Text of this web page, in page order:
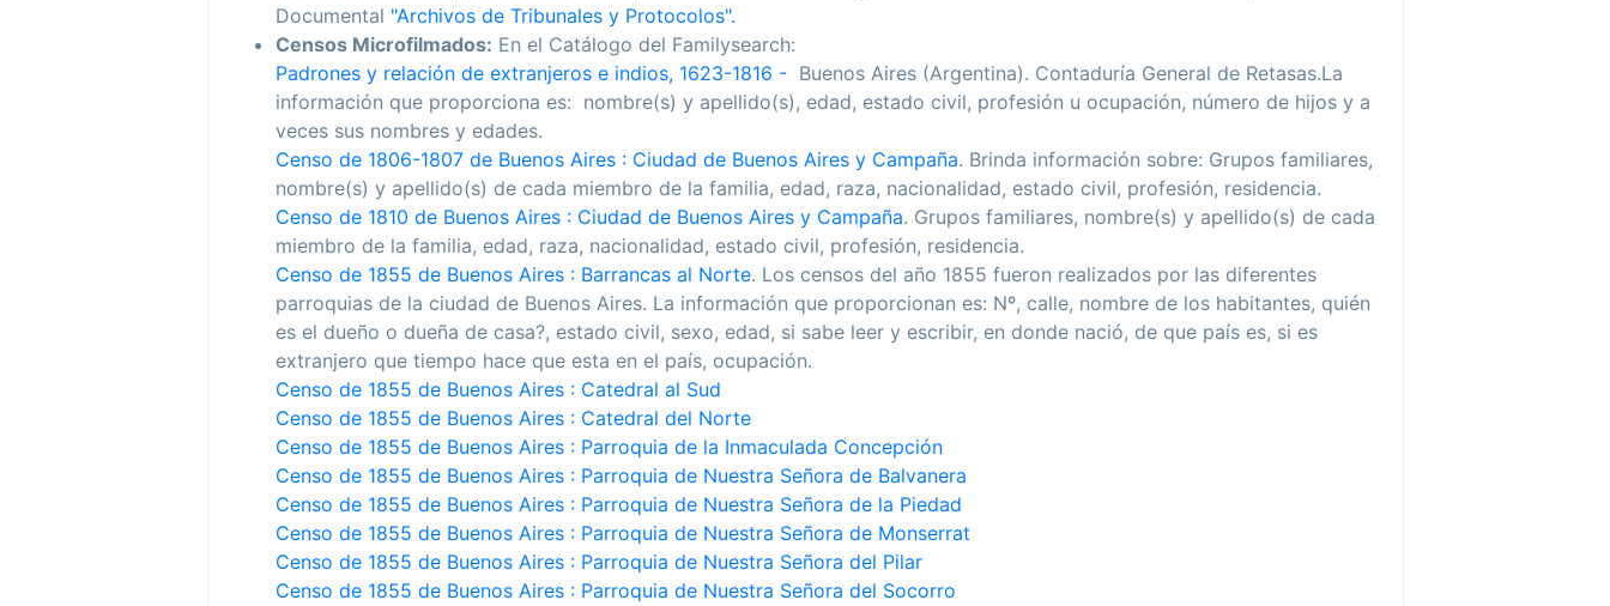
Documental "Archivos de Tribunales y Protocolos".
Censos Microfilmados: En el Catálogo del Familysearch:
Padrones y relación de extranjeros e indios, 1623-1816 - Buenos Aires (Argentina). Contaduría General de Retasas.La
información que proporciona es: nombre(s) y apellido(s), edad, estado civil, profesión u ocupación, número de hijos y a
veces sus nombres y edades.
Censo de 1806-1807 de Buenos Aires : Ciudad de Buenos Aires y Campaña. Brinda información sobre: Grupos familiares,
nombre(s) y apellido(s) de cada miembro de la familia, edad, raza, nacionalidad, estado civil, profesión, residencia.
Censo de 1810 de Buenos Aires : Ciudad de Buenos Aires y Campaña. Grupos familiares, nombre(s) y apellido(s) de cada
miembro de la familia, edad, raza, nacionalidad, estado civil, profesión, residencia.
Censo de 1855 de Buenos Aires : Barrancas al Norte. Los censos del año 1855 fueron realizados por las diferentes
parroquias de la ciudad de Buenos Aires. La información que proporcionan es: Nº, calle, nombre de los habitantes, quién
es el dueño o dueña de casa?, estado civil, sexo, edad, si sabe leer y escribir, en donde nació, de que país es, si es
extranjero que tiempo hace que esta en el país, ocupación.
Censo de 1855 de Buenos Aires : Catedral al Sud
Censo de 1855 de Buenos Aires : Catedral del Norte
Censo de 1855 de Buenos Aires : Parroquia de la Inmaculada Concepción
Censo de 1855 de Buenos Aires : Parroquia de Nuestra Señora de Balvanera
Censo de 1855 de Buenos Aires : Parroquia de Nuestra Señora de la Piedad
Censo de 1855 de Buenos Aires : Parroquia de Nuestra Señora de Monserrat
Censo de 1855 de Buenos Aires : Parroquia de Nuestra Señora del Pilar
Censo de 1855 de Buenos Aires : Parroquia de Nuestra Señora del Socorro